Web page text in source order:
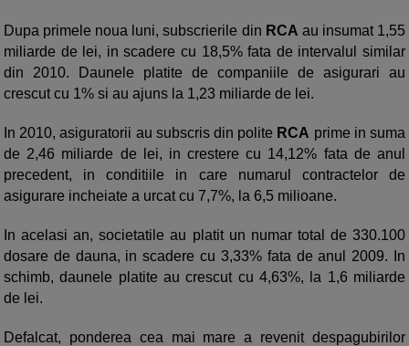
Dupa primele noua luni, subscrierile din RCA au insumat 1,55
miliarde de lei, in scadere cu 18,5% fata de intervalul similar
din 2010. Daunele platite de companiile de asigurari au
crescut cu 1% si au ajuns la 1,23 miliarde de lei.
In 2010, asiguratorii au subscris din polite RCA prime in suma
de 2,46 miliarde de lei, in crestere cu 14,12% fata de anul
precedent, in conditiile in care numarul contractelor de
asigurare incheiate a urcat cu 7,7%, la 6,5 milioane.
In acelasi an, societatile au platit un numar total de 330.100
dosare de dauna, in scadere cu 3,33% fata de anul 2009. In
schimb, daunele platite au crescut cu 4,63%, la 1,6 miliarde
de lei.
Defalcat, ponderea cea mai mare a revenit despagubirilor